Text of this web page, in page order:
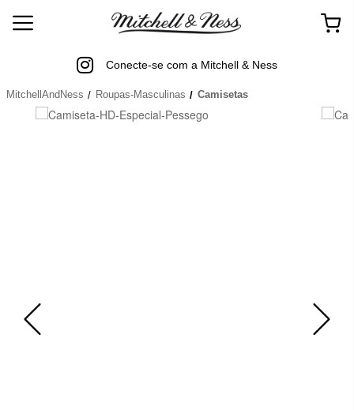
Conecte-se com a Mitchell & Ness
MitchellAndNess Roupas-Masculinas Camisetas